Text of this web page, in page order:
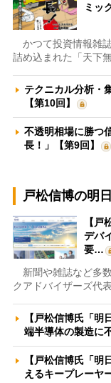
ミッ
かつて投資情報雑
詰め込まれた「天下
テクニカル分析・
【第10回】
不透明相場に勝つ
長！」【第9回】
戸松信博の明
【
デバ
要…
新聞や雑誌など多
クアドバイザーズ代
【戸松信博氏「
端半導体の製造に
【戸松信博氏「
えるキープレー